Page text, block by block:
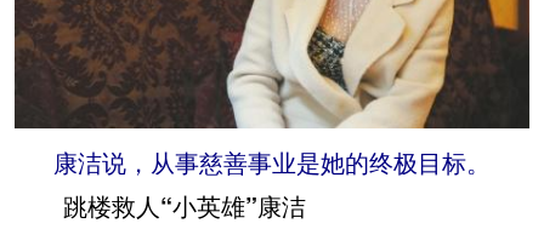
康洁说，从事慈善事业是她的终极目标。
跳楼救人“小英雄”康洁